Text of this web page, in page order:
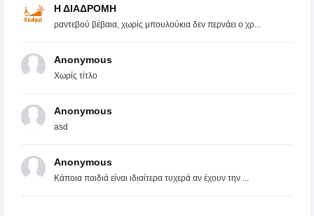
Η ΔΙΑΔΡΟΜΗ
ραντεβού βέβαια, χωρίς μπουλούκια δεν περνάει ο χρ...
Anonymous
Χωρίς τίτλο
Anonymous
asd
Anonymous
Κάποια παιδιά είναι ιδιαίτερα τυχερά αν έχουν την ...